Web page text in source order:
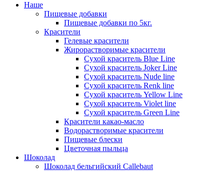
Наше
Пищевые добавки
Пищевые добавки по 5кг.
Красители
Гелевые красители
Жирорастворимые красители
Сухой краситель Blue Line
Сухой краситель Joker Line
Сухой краситель Nude line
Сухой краситель Renk line
Сухой краситель Yellow Line
Сухой краситель Violet line
Сухой краситель Green Line
Красители какао-масло
Водорастворимые красители
Пищевые блески
Цветочная пыльца
Шоколад
Шоколад бельгийский Callebaut